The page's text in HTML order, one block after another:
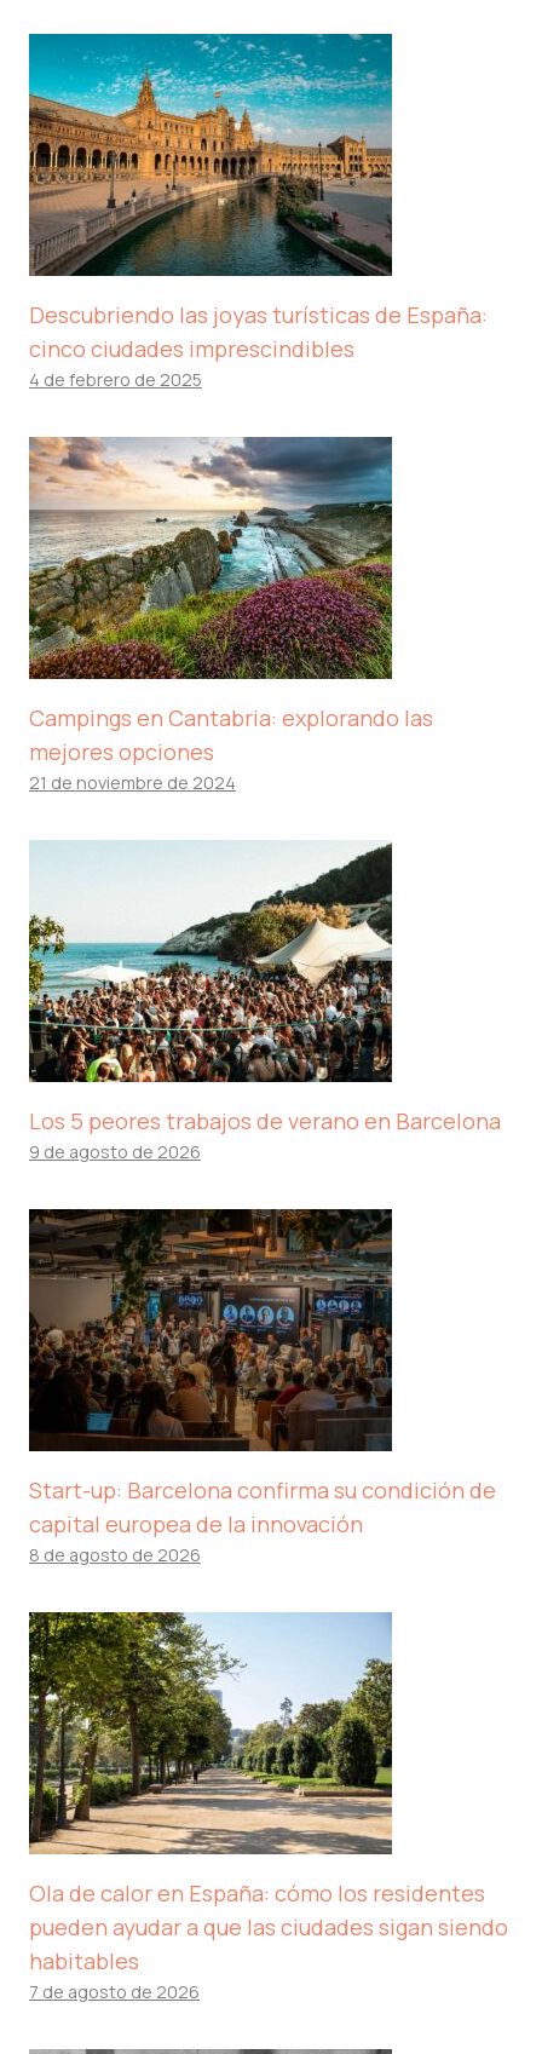
Descubriendo las joyas turísticas de España:
cinco ciudades imprescindibles
4 de febrero de 2025
Campings en Cantabria: explorando las
mejores opciones
21 de noviembre de 2024
Los 5 peores trabajos de verano en Barcelona
9 de agosto de 2026
Start-up: Barcelona confirma su condición de
capital europea de la innovación
8 de agosto de 2026
Ola de calor en España: cómo los residentes
pueden ayudar a que las ciudades sigan siendo
habitables
7 de agosto de 2026